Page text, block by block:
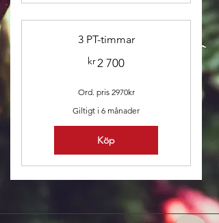
3 PT-timmar
kr2 700
Ord. pris 2970kr
Giltigt i 6 månader
Köp